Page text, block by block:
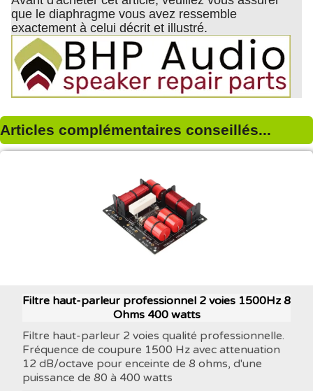
que le diaphragme vous avez ressemble
exactement à celui décrit et illustré.
Articles complémentaires conseillés...
Filtre haut-parleur professionnel 2 voies 1500Hz 8
Ohms 400 watts
Filtre haut-parleur 2 voies qualité professionnelle.
Fréquence de coupure 1500 Hz avec attenuation
12 dB/octave pour enceinte de 8 ohms, d'une
puissance de 80 à 400 watts